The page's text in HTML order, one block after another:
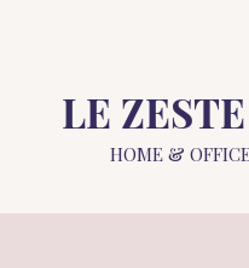
LE
HOME &